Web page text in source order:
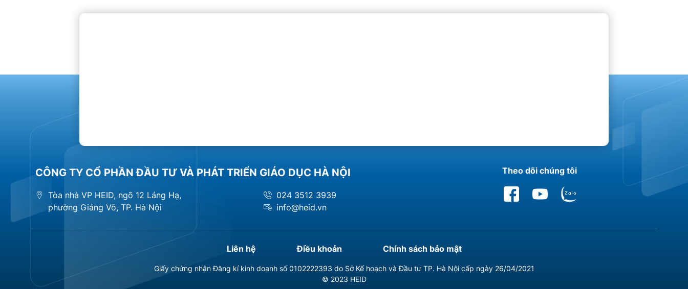
CÔNG TY CỔ PHẦN ĐẦU TƯ VÀ PHÁT TRIỂN GIÁO DỤC HÀ NỘI
Tòa nhà VP HEID, ngõ 12 Láng Hạ,
phường Giảng Võ, TP. Hà Nội
024 3512 3939
info@heid.vn
Theo dõi chúng tôi
Liên hệ Điều khoản Chính sách bảo mật
Giấy chứng nhận Đăng kí kinh doanh số 0102222393 do Sở Kế hoạch và Đầu tư TP. Hà Nội cấp ngày 26/04/2021
© 2023 HEID